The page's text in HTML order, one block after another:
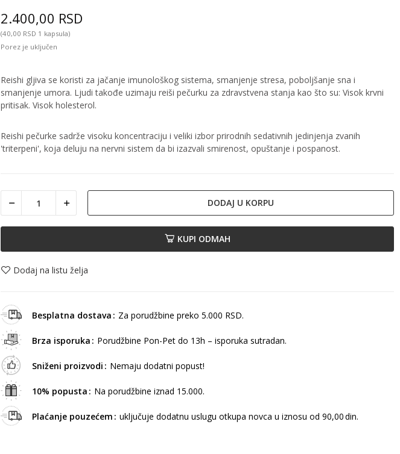
2.400,00 RSD
(40,00 RSD 1 kapsula)
Porez je uključen
Reishi gljiva se koristi za jačanje imunološkog sistema, smanjenje stresa, poboljšanje sna i
smanjenje umora. Ljudi takođe uzimaju reiši pečurku za zdravstvena stanja kao što su: Visok krvni
pritisak. Visok holesterol.
Reishi pečurke sadrže visoku koncentraciju i veliki izbor prirodnih sedativnih jedinjenja zvanih
'triterpeni', koja deluju na nervni sistem da bi izazvali smirenost, opuštanje i pospanost.
DODAJ U KORPU
KUPI ODMAH
Dodaj na listu želja
Besplatna dostava Za porudžbine preko 5.000 RSD.
Brza isporuka Porudžbine Pon-Pet do 13h – isporuka sutradan.
Sniženi proizvodi Nemaju dodatni popust!
10% popusta Na porudžbine iznad 15.000.
Plaćanje pouzećem uključuje dodatnu uslugu otkupa novca u iznosu od 90,00 din.